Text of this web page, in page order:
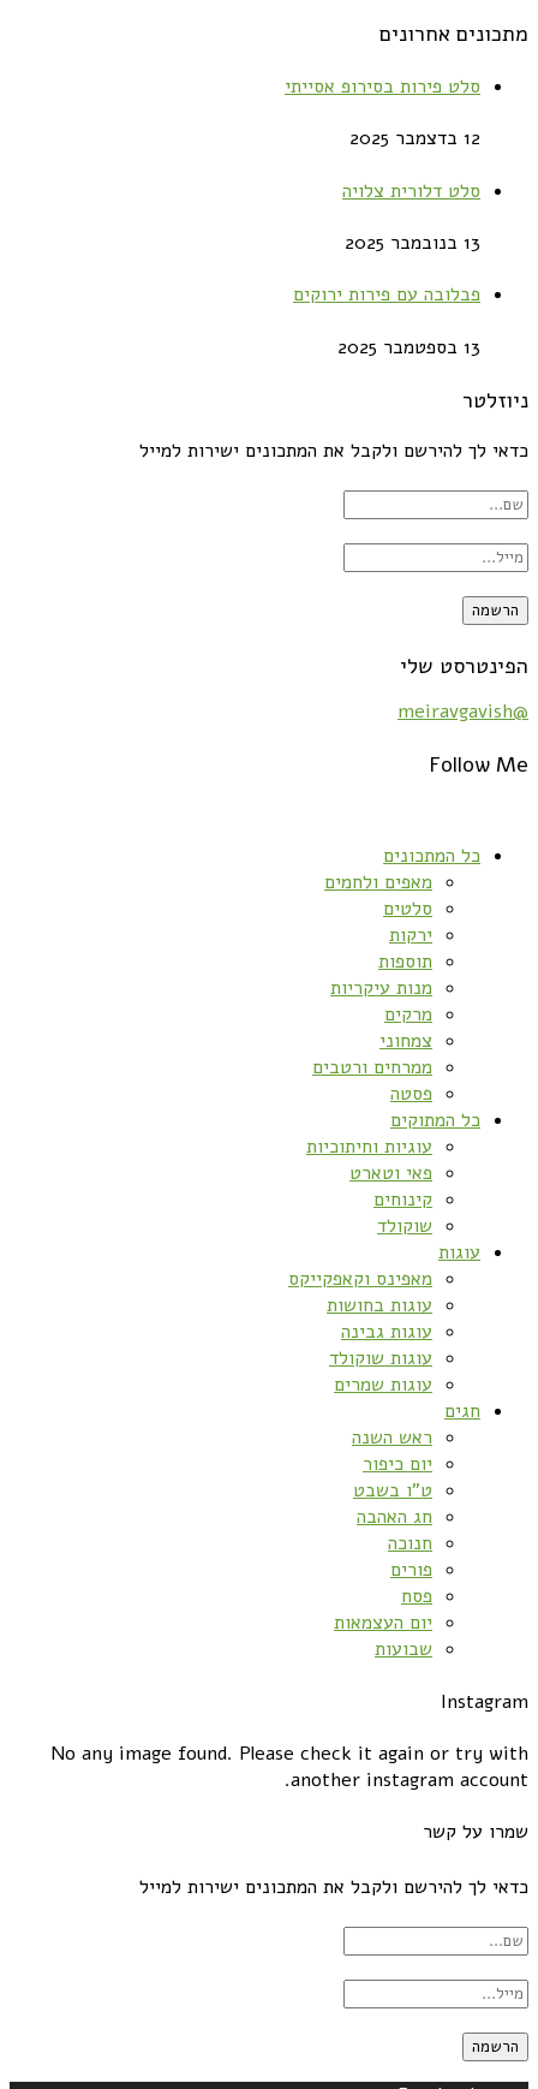
מתכונים אחרונים
סלט פירות בסירופ אסייתי
12 בדצמבר 2025
סלט דלורית צלויה
13 בנובמבר 2025
פבלובה עם פירות ירוקים
13 בספטמבר 2025
ניוזלטר
כדאי לך להירשם ולקבל את המתכונים ישירות למייל
הפינטרסט שלי
@meiravgavish
Follow Me
כל המתכונים
מאפים ולחמים
סלטים
ירקות
תוספות
מנות עיקריות
מרקים
צמחוני
ממרחים ורטבים
פסטה
כל המתוקים
עוגיות וחיתוכיות
פאי וטארט
קינוחים
שוקולד
עוגות
מאפינס וקאפקייקס
עוגות בחושות
עוגות גבינה
עוגות שוקולד
עוגות שמרים
חגים
ראש השנה
יום כיפור
ט”ו בשבט
חג האהבה
חנוכה
פורים
פסח
יום העצמאות
שבועות
Instagram
No any image found. Please check it again or try with
another instagram account.
שמרו על קשר
כדאי לך להירשם ולקבל את המתכונים ישירות למייל